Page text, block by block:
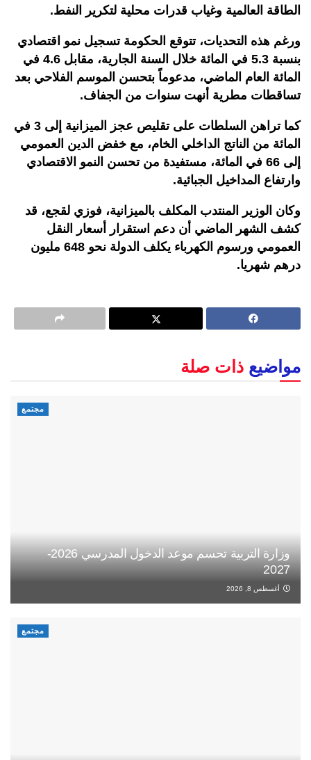
الطاقة العالمية وغياب قدرات محلية لتكرير النفط.
ورغم هذه التحديات، تتوقع الحكومة تسجيل نمو اقتصادي
بنسبة 5.3 في المائة خلال السنة الجارية، مقابل 4.6 في
المائة العام الماضي، مدعوماً بتحسن الموسم الفلاحي بعد
تساقطات مطرية أنهت سنوات من الجفاف.
كما تراهن السلطات على تقليص عجز الميزانية إلى 3 في
المائة من الناتج الداخلي الخام، مع خفض الدين العمومي
إلى 66 في المائة، مستفيدة من تحسن النمو الاقتصادي
وارتفاع المداخيل الجبائية.
وكان الوزير المنتدب المكلف بالميزانية، فوزي لقجع، قد
كشف الشهر الماضي أن دعم استقرار أسعار النقل
العمومي ورسوم الكهرباء يكلف الدولة نحو 648 مليون
درهم شهريا.
مواضيع ذات صلة
مجتمع
وزارة التربية تحسم موعد الدخول المدرسي 2026-
2027
أغسطس 8, 2026
مجتمع